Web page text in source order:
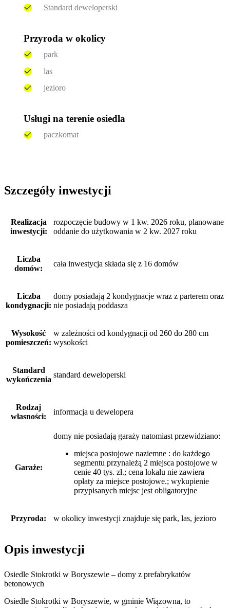
Standard deweloperski
Przyroda w okolicy
park
las
jezioro
Usługi na terenie osiedla
paczkomat
Szczegóły inwestycji
Realizacja
inwestycji:
rozpoczęcie budowy w 1 kw. 2026 roku, planowane
oddanie do użytkowania w 2 kw. 2027 roku
Liczba
domów:
cała inwestycja składa się z 16 domów
Liczba
kondygnacji:
domy posiadają 2 kondygnacje wraz z parterem oraz
nie posiadają poddasza
Wysokość
pomieszczeń:
w zależności od kondygnacji od 260 do 280 cm
wysokości
Standard
wykończenia
standard deweloperski
Rodzaj
własności:
informacja u dewelopera
Garaże:
domy nie posiadają garaży natomiast przewidziano:
miejsca postojowe naziemne : do każdego
segmentu przynależą 2 miejsca postojowe w
cenie 40 tys. zł.; cena lokalu nie zawiera
opłaty za miejsce postojowe.; wykupienie
przypisanych miejsc jest obligatoryjne
Przyroda: w okolicy inwestycji znajduje się park, las, jezioro
Opis inwestycji
Osiedle Stokrotki w Boryszewie – domy z prefabrykatów
betonowych
Osiedle Stokrotki w Boryszewie, w gminie Wiązowna, to